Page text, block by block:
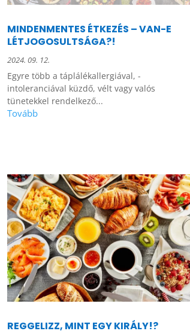
MINDENMENTES ÉTKEZÉS – VAN-E
LÉTJOGOSULTSÁGA?!
2024. 09. 12.
Egyre több a táplálékallergiával, -
intoleranciával küzdő, vélt vagy valós
tünetekkel rendelkező...
REGGELIZZ, MINT EGY KIRÁLY!?